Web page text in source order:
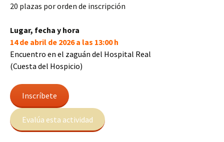
20 plazas por orden de inscripción
Lugar, fecha y hora
14 de abril de 2026 a las 13:00 h
Encuentro en el zaguán del Hospital Real
(Cuesta del Hospicio)
Inscríbete
Evalúa esta actividad